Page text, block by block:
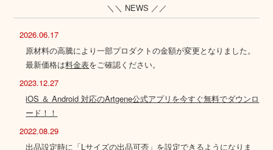
＼＼ NEWS ／／
2026.06.17
原材料の高騰により一部プロダクトの金額が変更となりました。
最新価格は料金表をご確認ください。
2023.12.27
iOS ＆ Android 対応のArtgene公式アプリを今すぐ無料でダウンロ
ード！！
2022.08.29
出品設定時に「Lサイズの出品可否」を設定できるようになりま